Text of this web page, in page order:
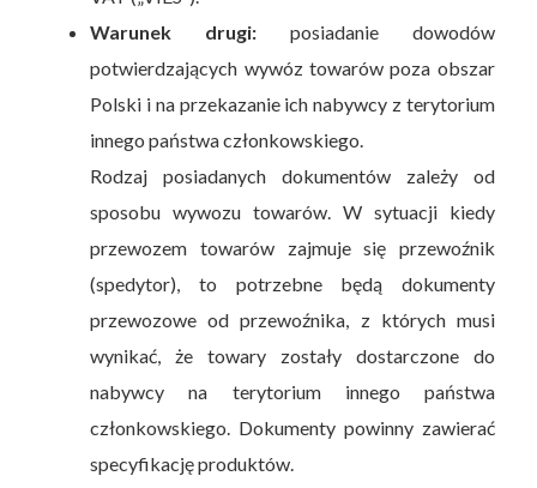
Warunek drugi: posiadanie dowodów
potwierdzających wywóz towarów poza obszar
Polski i na przekazanie ich nabywcy z terytorium
innego państwa członkowskiego.
Rodzaj posiadanych dokumentów zależy od
sposobu wywozu towarów. W sytuacji kiedy
przewozem towarów zajmuje się przewoźnik
(spedytor), to potrzebne będą dokumenty
przewozowe od przewoźnika, z których musi
wynikać, że towary zostały dostarczone do
nabywcy na terytorium innego państwa
członkowskiego. Dokumenty powinny zawierać
specyfikację produktów.